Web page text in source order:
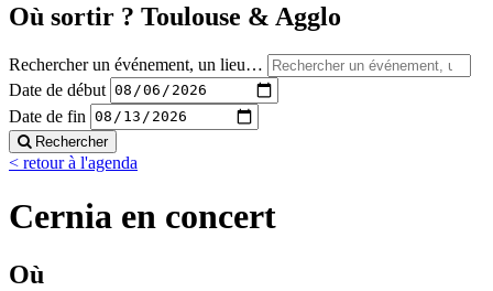
Où sortir ? Toulouse & Agglo
Rechercher un événement, un lieu…
Date de début
Date de fin
Rechercher
< retour à l'agenda
Cernia en concert
Où